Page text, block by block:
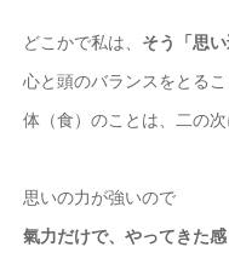
どこかで私は、 そう「思い
心と頭のバランスをとる
体（食）のことは、二の次
思いの力が強いので
氣力だけで、やってきた